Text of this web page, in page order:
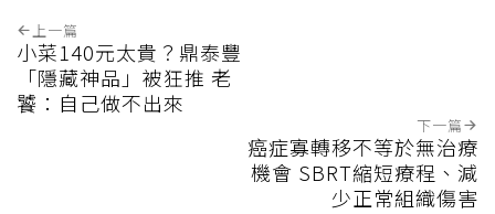
上一篇
小菜140元太貴？鼎泰豐
「隱藏神品」被狂推 老
饕：自己做不出來
下一篇
癌症寡轉移不等於無治療
機會 SBRT縮短療程、減
少正常組織傷害